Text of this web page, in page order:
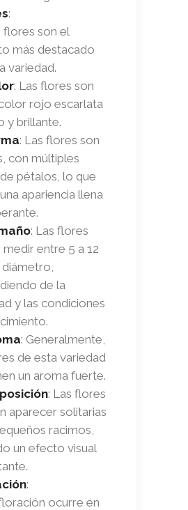
:
flores son el
más destacado
variedad.
: Las flores son
rojo escarlata
y brillante.
: Las flores son
con múltiples
pétalos, lo que
apariencia llena
: Las flores
medir entre 5 a 12
de la
y las condiciones
: Generalmente,
de esta variedad
un aroma fuerte.
: Las flores
aparecer solitarias
racimos,
un efecto visual
:
ocurre en